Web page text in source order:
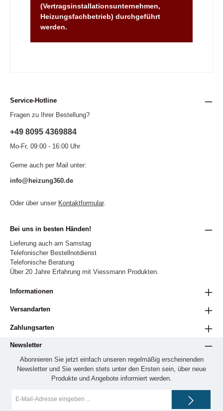
(Vertragsinstallationsunternehmen,
Heizungsfachbetrieb) durchgeführt
werden.
Service-Hotline
Fragen zu Ihrer Bestellung?
+49 8095 4369884
Mo-Fr, 09:00 - 16:00 Uhr
Gerne auch per Mail unter:
info@heizung360.de
Oder über unser Kontaktformular.
Bei uns in besten Händen!
Lieferung auch am Samstag
Telefonischer Bestellnotdienst
Telefonische Beratung
Über 20 Jahre Erfahrung mit Viessmann Produkten.
Informationen
Versandarten
Zahlungsarten
Newsletter
Abonnieren Sie jetzt einfach unseren regelmäßig erscheinenden
Newsletter und Sie werden stets unter den Ersten sein, über neue
Produkte und Angebote informiert werden.